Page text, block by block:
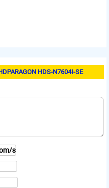
HDS-N7604I-SE